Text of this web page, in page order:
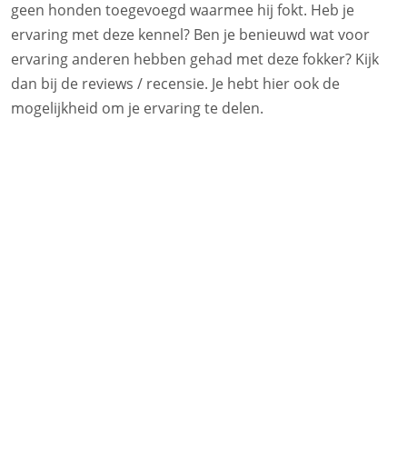
geen honden toegevoegd waarmee hij fokt. Heb je
ervaring met deze kennel? Ben je benieuwd wat voor
ervaring anderen hebben gehad met deze fokker? Kijk
dan bij de reviews / recensie. Je hebt hier ook de
mogelijkheid om je ervaring te delen.